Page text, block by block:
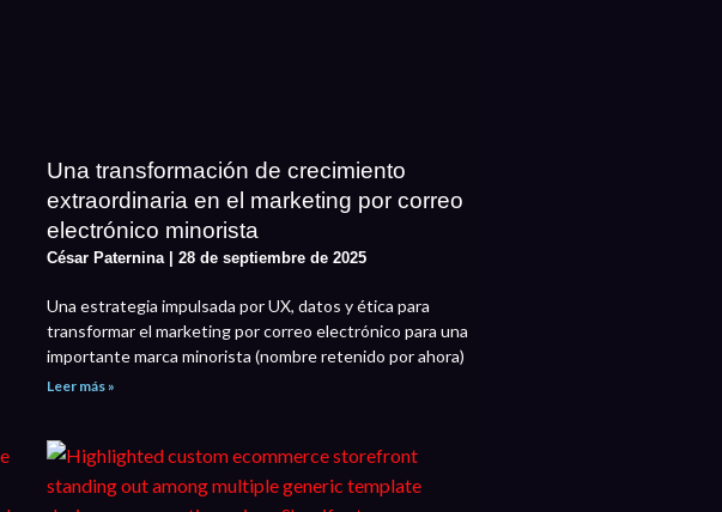
Una transformación de crecimiento
extraordinaria en el marketing por correo
electrónico minorista
César Paternina 28 de septiembre de 2025
Una estrategia impulsada por UX, datos y ética para
transformar el marketing por correo electrónico para una
importante marca minorista (nombre retenido por ahora)
Leer más »